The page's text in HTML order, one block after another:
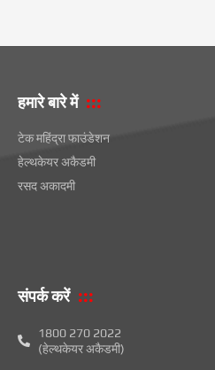
हमारे बारे में
टेक महिंद्रा फाउंडेशन
हेल्थकेयर अकैडमी
रसद अकादमी
संपर्क करें
1800 270 2022
(हेल्थकेयर अकैडमी)